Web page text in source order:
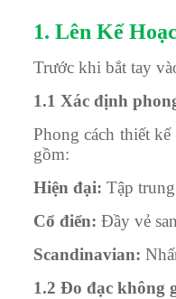
1. Lên Kế
Trước khi bắt tay
1.1 Xác định
Phong cách thiết
gồm:
Hiện đại: Tập
Cổ điển: Đầy vẻ
Scandinavian:
1.2 Đo đạc không